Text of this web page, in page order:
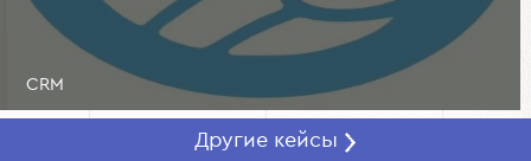
CRM
Другие кейсы